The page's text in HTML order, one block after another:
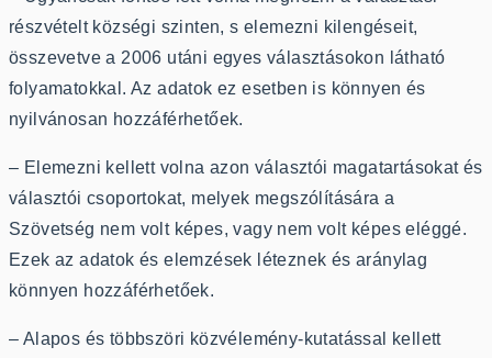
részvételt községi szinten, s elemezni kilengéseit,
összevetve a 2006 utáni egyes választásokon látható
folyamatokkal. Az adatok ez esetben is könnyen és
nyilvánosan hozzáférhetőek.
– Elemezni kellett volna azon választói magatartásokat és
választói csoportokat, melyek megszólítására a
Szövetség nem volt képes, vagy nem volt képes eléggé.
Ezek az adatok és elemzések léteznek és aránylag
könnyen hozzáférhetőek.
– Alapos és többszöri közvélemény-kutatással kellett